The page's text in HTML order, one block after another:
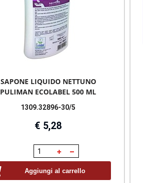
SAPONE LIQUIDO NETTUNO
PULIMAN ECOLABEL 500 ML
1309.32896-30/5
€ 5,28
Aggiungi al carrello